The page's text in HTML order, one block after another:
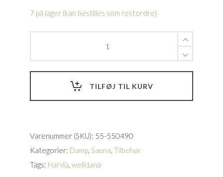
7 på lager (kan bestilles som restordre)
liter
TILFØJ TIL KURV
Varenummer (SKU): 55-550490
Kategorier: Damp, Sauna, Tilbehør
Tags: Harvia, welldana